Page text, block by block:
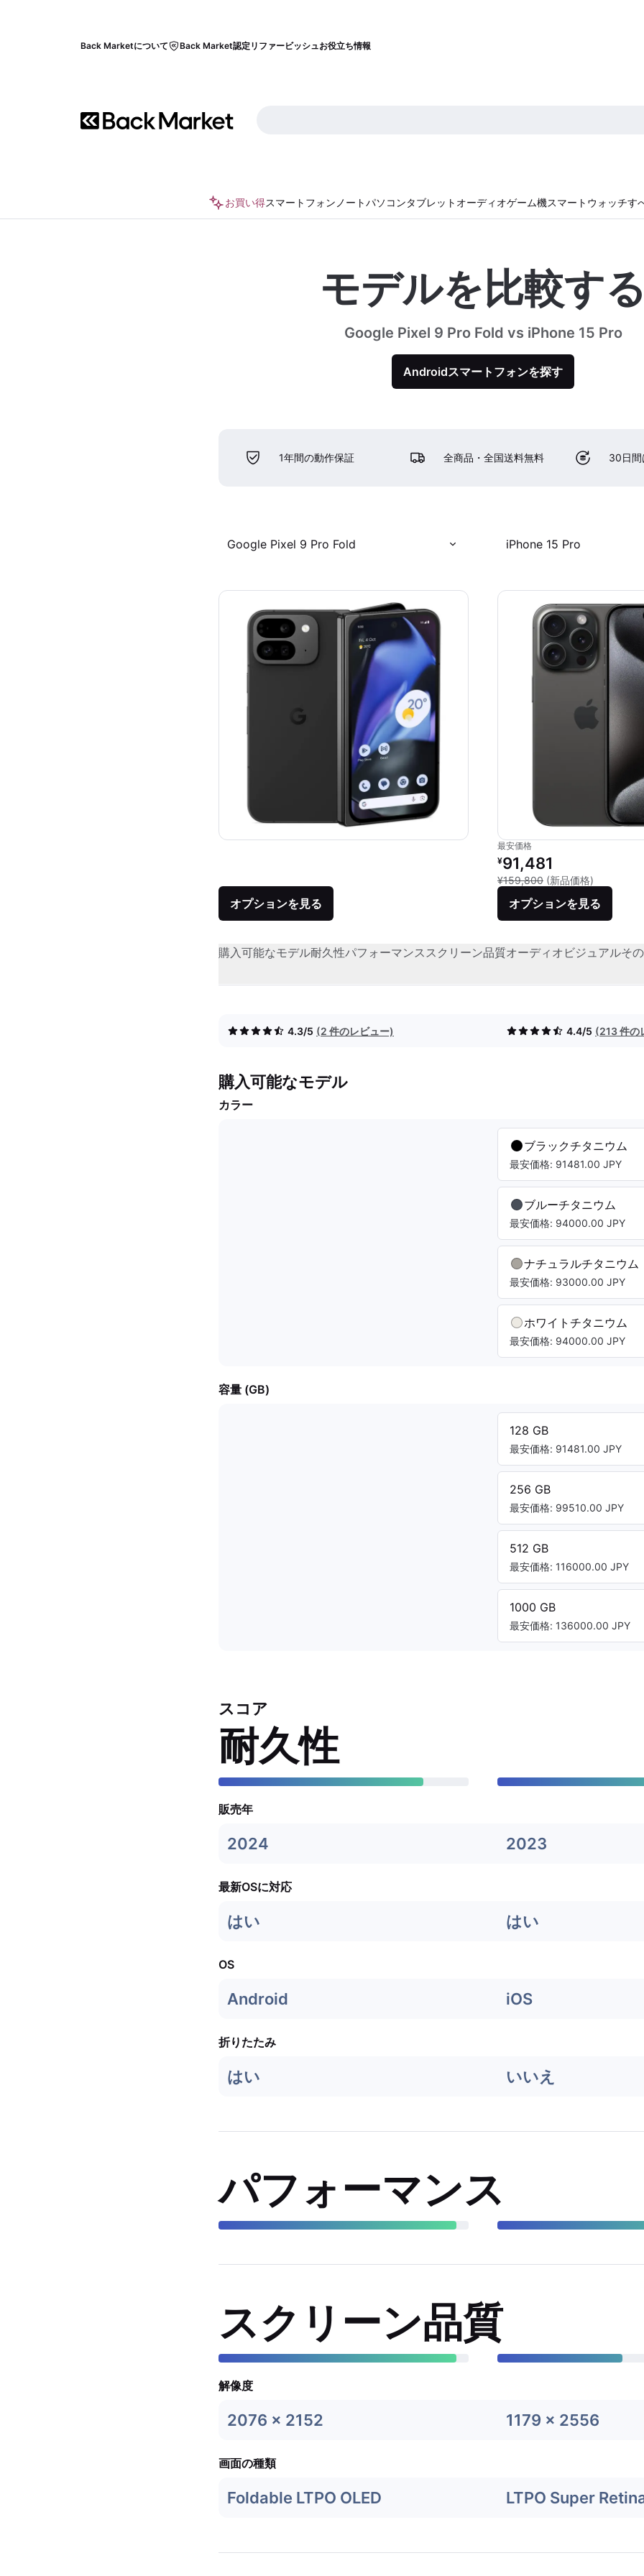
Back Marketについて Back Market認定リファービッシュお役立ち情報
お買い得スマートフォン ノートパソコンタブレット オーディオゲーム機スマートウォッチす
モデルを比較する
Google Pixel 9 Pro Fold vs iPhone 15 Pro
Androidスマートフォンを探す
1年間の動作保証 全商品・全国送料無料 30日間
Google Pixel 9 Pro Fold iPhone 15 Pro
オプションを見る
最安価格
リファービッシュ品の価格：
¥91,481
¥159,800 (新品価格)
オプションを見る
購入可能なモデル耐久性パフォーマンススクリーン品質オーディオビジュアルそ
4.3/5 (2 件のレビュー) 4.4/5 (213 件の
購入可能なモデル
カラー
ブラックチタニウム
最安価格: 91481.00 JPY
ブルーチタニウム
最安価格: 94000.00 JPY
ナチュラルチタニウム
最安価格: 93000.00 JPY
ホワイトチタニウム
最安価格: 94000.00 JPY
容量 (GB)
128 GB
最安価格: 91481.00 JPY
256 GB
最安価格: 99510.00 JPY
512 GB
最安価格: 116000.00 JPY
1000 GB
最安価格: 136000.00 JPY
スコア
耐久性
販売年
2024 2023
最新OSに対応
はい はい
OS
Android iOS
折りたたみ
はい いいえ
パフォーマンス
スクリーン品質
解像度
2076 x 2152 1179 x 2556
画面の種類
Foldable LTPO OLED LTPO Super